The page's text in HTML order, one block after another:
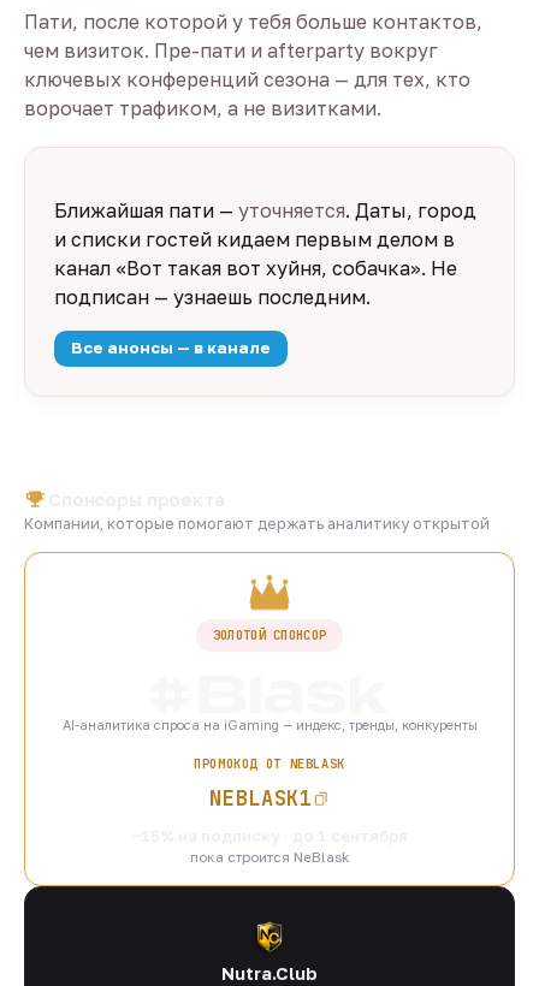
Пати, после которой у тебя больше контактов,
чем визиток. Пре-пати и afterparty вокруг
ключевых конференций сезона — для тех, кто
ворочает трафиком, а не визитками.
Ближайшая пати — уточняется. Даты, город
и списки гостей кидаем первым делом в
канал «Вот такая вот хуйня, собачка». Не
подписан — узнаешь последним.
Все анонсы — в канале
Компании, которые помогают держать аналитику открытой
ЗОЛОТОЙ СПОНСОР
AI-аналитика спроса на iGaming — индекс, тренды, конкуренты
ПРОМОКОД ОТ NEBLASK
NEBLASK1
пока строится NeBlask
Nutra.Club